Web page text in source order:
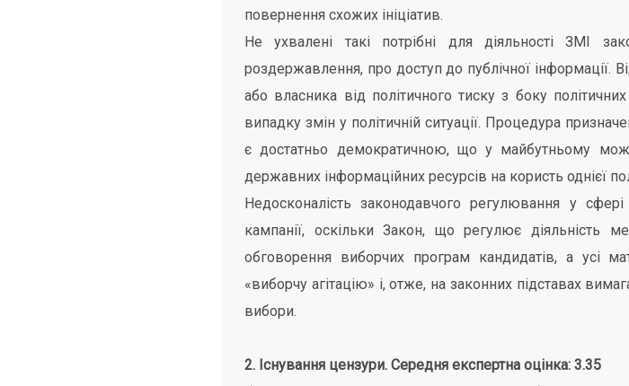
повернення схожих ініціатив.
Не ухвалені такі потрібні для діяльності ЗМІ
роздержавлення, про доступ до публічної інформації.
або власника від політичного тиску з боку
випадку змін у політичній ситуації. Процедура
є достатньо демократичною, що у майбутньому
державних інформаційних ресурсів на користь однієї
Недосконалість законодавчого регулювання у
кампанії, оскільки Закон, що регулює діяльність
обговорення виборчих програм кандидатів, а усі
«виборчу агітацію» і, отже, на законних підставах
вибори.
2. Існування цензури. Середня експертна оцінка: 3.35